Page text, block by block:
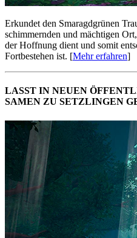
Erkundet den Smaragdgrünen
schimmernden und mächtigen
der Hoffnung dient und somit
Fortbestehen ist. [Mehr erfahren]
LASST IN NEUEN
SAMEN ZU SETZLINGEN